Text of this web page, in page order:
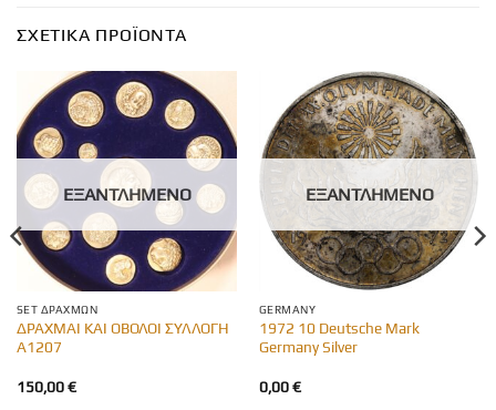
ΣΧΕΤΙΚΆ ΠΡΟΪΌΝΤΑ
ΕΞΑΝΤΛΗΜΈΝΟ
SET ΔΡΑΧΜΏΝ
ΔΡΑΧΜΑΙ ΚΑΙ ΟΒΟΛΟΙ ΣΥΛΛΟΓΗ
Α1207
150,00€
ΕΞΑΝΤΛΗΜΈΝΟ
GERMANY
1972 10 Deutsche Mark
Germany Silver
0,00€